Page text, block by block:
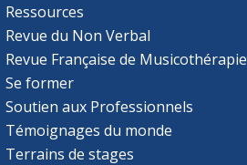
Ressources
Revue du Non Verbal
Revue Française de Musicothérapie
Se former
Soutien aux Professionnels
Témoignages du monde
Terrains de stages